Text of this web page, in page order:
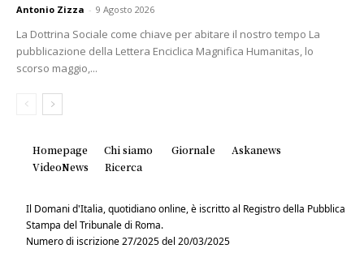
Antonio Zizza - 9 Agosto 2026
La Dottrina Sociale come chiave per abitare il nostro tempo La
pubblicazione della Lettera Enciclica Magnifica Humanitas, lo
scorso maggio,...
Homepage Chi siamo Giornale
Askanews
VideoNews
Ricerca
Il Domani d'Italia, quotidiano online, è iscritto al Registro della Pubblica
Stampa del Tribunale di Roma.
Numero di iscrizione 27/2025 del 20/03/2025